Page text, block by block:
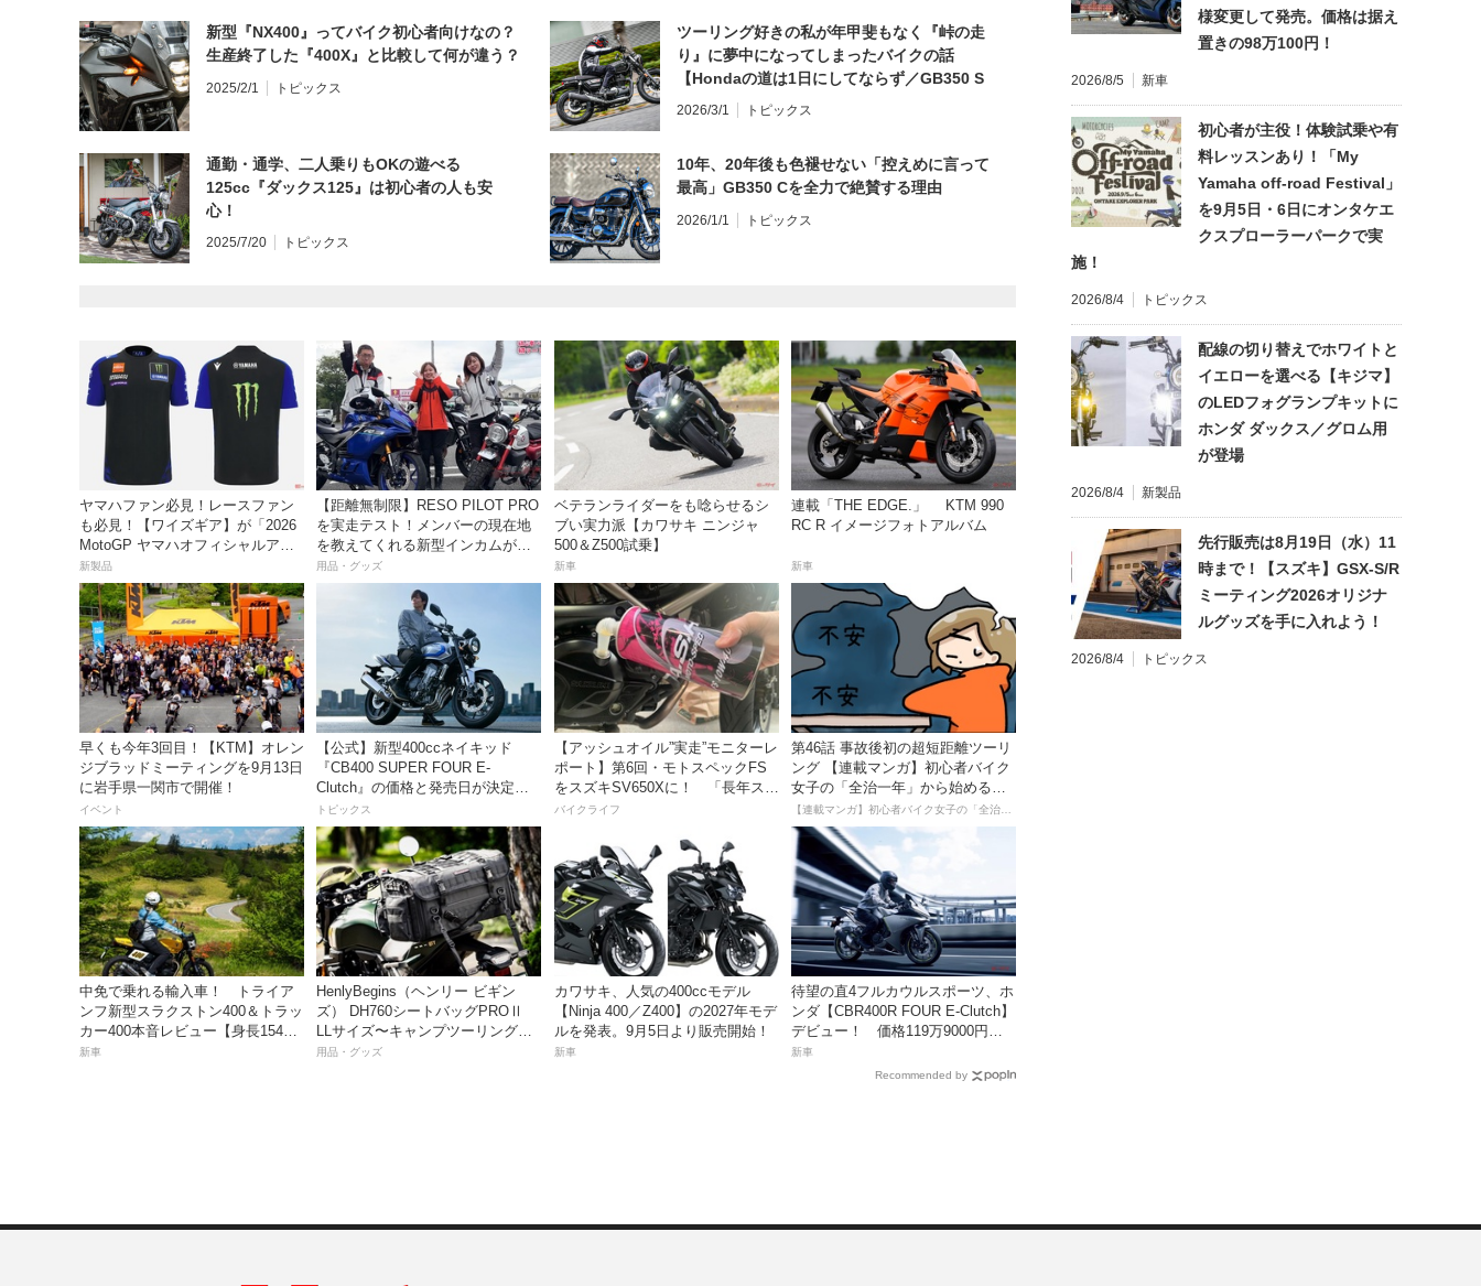
新型『NX400』ってバイク初心者向けなの？
生産終了した『400X』と比較して何が違う？
2025/2/1 トピックス
ツーリング好きの私が年甲斐もなく『峠の走
り』に夢中になってしまったバイクの話
【Hondaの道は1日にしてならず／GB350 S
インプレ・レビュー 前編】
2026/3/1 トピックス
通勤・通学、二人乗りもOKの遊べる
125cc『ダックス125』は初心者の人も安
心！
2025/7/20 トピックス
10年、20年後も色褪せない「控えめに言って
最高」GB350 Cを全力で絶賛する理由
2026/1/1 トピックス
ヤマハファン必見！レースファン
も必見！【ワイズギア】が「2026
MotoGP ヤマハオフィシャルアパ
レル」を数量限定でリリース
新製品
【距離無制限】RESO PILOT PRO
を実走テスト！メンバーの現在地
を教えてくれる新型インカムがめ
っちゃ便利な３つの理由【動画付
き】
用品・グッズ
ベテランライダーをも唸らせるシ
ブい実力派【カワサキ ニンジャ
500＆Z500試乗】
新車
連載「THE EDGE.」 KTM 990
RC R イメージフォトアルバム
新車
早くも今年3回目！【KTM】オレン
ジブラッドミーティングを9月13日
に岩手県一関市で開催！
イベント
【公式】新型400ccネイキッド
『CB400 SUPER FOUR E-
Clutch』の価格と発売日が決定！
シリーズ最高58馬力＆14kgもの軽
量化!? 完全に「旧CB400SF」を超
えた!?【Honda2026新車ニュー
ス】
トピックス
【アッシュオイル”実走”モニターレ
ポート】第6回・モトスペックFS
をスズキSV650Xに！ 「長年スト
レスだったシフトの固さがコレの
バイクライフ
第46話 事故後初の超短距離ツーリ
ング 【連載マンガ】初心者バイク
女子の「全治一年」から始める起
死回生日記
【連載マンガ】初心者バイク女子の「全治一年」から始める起死回生日記
中免で乗れる輸入車！ トライア
ンフ新型スラクストン400＆トラッ
カー400本音レビュー【身長154cm
の足着きは？】
新車
HenlyBegins（ヘンリー ビギン
ズ） DH760シートバッグPROⅡ
LLサイズ〜キャンプツーリングに
も安心の大容量ツアーバッグ〜
用品・グッズ
カワサキ、人気の400ccモデル
【Ninja 400／Z400】の2027年モデ
ルを発表。9月5日より販売開始！
新車
待望の直4フルカウルスポーツ、ホ
ンダ【CBR400R FOUR E-Clutch】
デビュー！ 価格119万9000円で9
月18日発売。
新車
Recommended by
様変更して発売。価格は据え
置きの98万100円！
2026/8/5 新車
初心者が主役！体験試乗や有
料レッスンあり！「My
Yamaha off-road Festival」
を9月5日・6日にオンタケエ
クスプローラーパークで実
施！
2026/8/4 トピックス
配線の切り替えでホワイトと
イエローを選べる【キジマ】
のLEDフォグランプキットに
ホンダ ダックス／グロム用
が登場
2026/8/4 新製品
先行販売は8月19日（水）11
時まで！【スズキ】GSX-S/R
ミーティング2026オリジナ
ルグッズを手に入れよう！
2026/8/4 トピックス